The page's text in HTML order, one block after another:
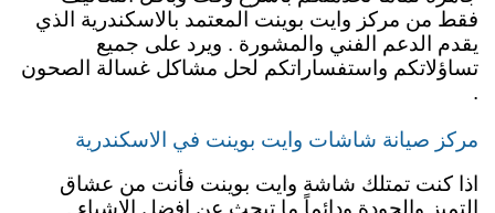
فقط من مركز وايت بوينت المعتمد بالاسكندرية الذي
يقدم الدعم الفني والمشورة . ويرد على جميع
تساؤلاتكم واستفساراتكم لحل مشاكل غسالة الصحون
.
مركز صيانة شاشات وايت بوينت في الاسكندرية
اذا كنت تمتلك شاشة وايت بوينت فأنت من عشاق
التميز والجودة ودائماً ما تبحث عن افضل الاشياء .